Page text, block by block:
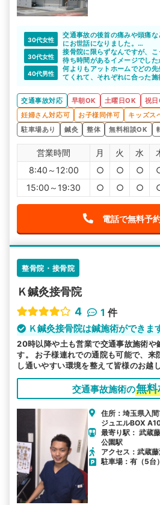
30代女性
交通事故の後首の痛みや頭痛
にお世話になりました。
しっかりと自分の症状を診て
らって、対応していただけまし
30代女性
接骨院に限らずなんですが、
待ち時間があるイメージでし
待ち時間なく施術してもらえま
予定があっても通いやすくて定
40代男性
何よりもアットホームでどの
てくれて、それぞれに合った施
交通事故対応
早朝OK 土曜日OK 祝日
妊婦さん対応可
お子様同伴可 キッズス
駐車場あり
鍼灸 整体 無料相談OK
営業時間 月 火 水
8:40～12:00
○ ○ ○
15:00～19:30
○ ○ ○
電話で無料予
整骨院・接骨院
Ｋ鍼灸接骨院
4
1 件
Ｋ鍼灸接骨院は鍼施術ができま
20時以降や土も営業で交通事故施術や
す。 お子様連れでの通院も可能で、来
し通いやすい環境を整えて皆様のお越
交通事故施術の無料
住所：埼玉県入
ジュエルBOX
最寄り駅： 武蔵
公園駅
アクセス：武蔵
駐車場：有（5台）